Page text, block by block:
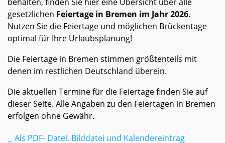
gesetzlichen Feiertage in Bremen im Jahr 2026.
Nutzen Sie die Feiertage und möglichen Brückentage
optimal für Ihre Urlaubsplanung!
Die Feiertage in Bremen stimmen größtenteils mit
denen im restlichen Deutschland überein.
Die aktuellen Termine für die Feiertage finden Sie auf
dieser Seite. Alle Angaben zu den Feiertagen in Bremen
erfolgen ohne Gewähr.
Als PDF- Datei, Bilddatei und Kalendereintrag